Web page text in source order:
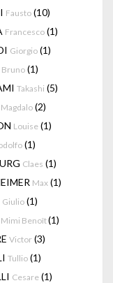
Fausto (10)
Francesco (1)
Giorgio (1)
Bruno (1)
Takashi (5)
Magdalo (2)
Louise (1)
(1)
Claes (1)
Max (1)
Giulio (1)
Mimi Benoît(1)
Victor (3)
Tullio (1)
Cesare (1)